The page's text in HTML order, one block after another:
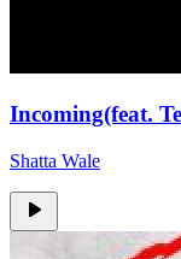
Incoming(feat.
Shatta Wale